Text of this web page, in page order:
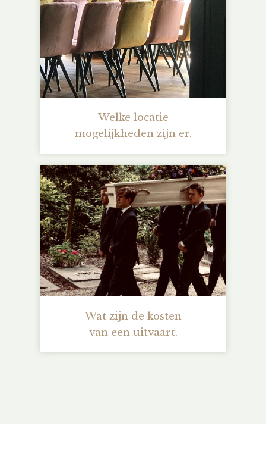
Welke locatie
mogelijkheden zijn er.
Wat zijn de kosten
van een uitvaart.